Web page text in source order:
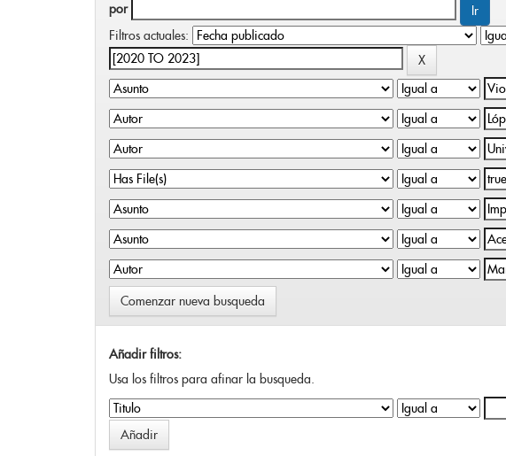
por
Filtros actuales:
Comenzar nueva busqueda
Añadir filtros:
Usa los filtros para afinar la busqueda.